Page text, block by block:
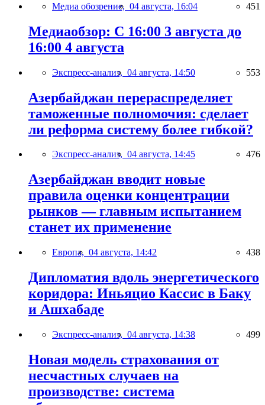
Медиа обозрение, 04 августа, 16:04 451
Медиаобзор: С 16:00 3 августа до
16:00 4 августа
Экспресс-анализ, 04 августа, 14:50 553
Азербайджан перераспределяет
таможенные полномочия: сделает
ли реформа систему более гибкой?
Экспресс-анализ, 04 августа, 14:45 476
Азербайджан вводит новые
правила оценки концентрации
рынков — главным испытанием
станет их применение
Европа, 04 августа, 14:42 438
Дипломатия вдоль энергетического
коридора: Иньяцио Кассис в Баку
и Ашхабаде
Экспресс-анализ, 04 августа, 14:38 499
Новая модель страхования от
несчастных случаев на
производстве: система